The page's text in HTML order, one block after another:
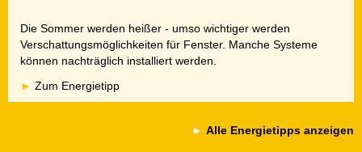
Die Sommer werden heißer - umso wichtiger werden
Verschattungsmöglichkeiten für Fenster. Manche Systeme
können nachträglich installiert werden.
Zum Energietipp
Alle Energietipps anzeigen